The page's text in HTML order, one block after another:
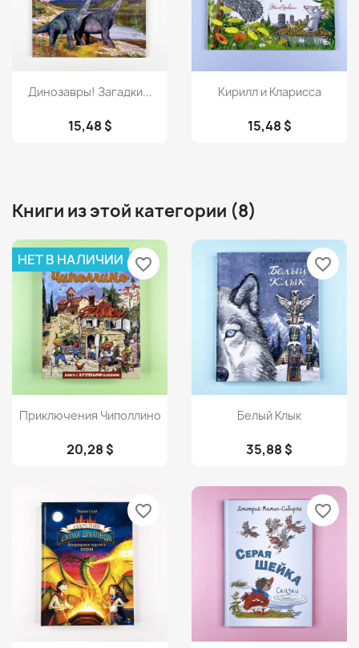
Просмотр
Динозавры! Загадки...
15,48 $
Просмотр
Кирилл и Кларисса
15,48 $
Книги из этой категории (8)
Просмотр
Приключения Чиполлино
20,28 $
НЕТ В НАЛИЧИИ favorite_border
Просмотр
Белый Клык
35,88 $
favorite_border
favorite_border favorite_border